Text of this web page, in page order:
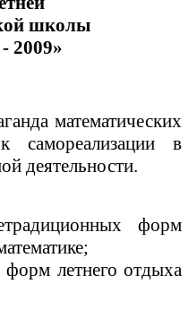
школы
математических
самореализации в
деятельности.
форм
летнего отдыха